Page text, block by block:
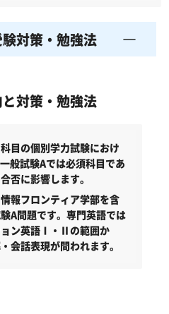
対策・勉強法
対策・勉強法
目の個別学力試験におけ
般試験Aでは必須科目であ
否に影響します。
報フロンティア学部を含
A問題です。専門英語では
ョン英語Ⅰ・Ⅱの範囲か
会話表現が問われます。